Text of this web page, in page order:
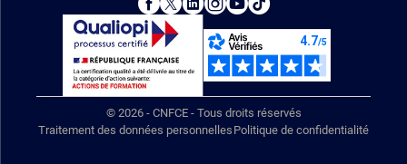
© 2026 - CNFCE - Tous droits réservés
Traitement des données personnelles Politique de confidentialité